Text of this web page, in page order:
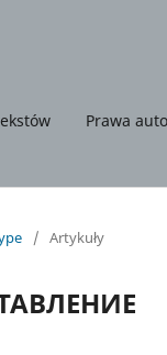
Prawa
/ Artykuły